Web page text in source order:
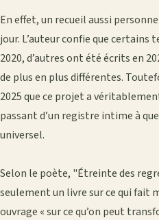
‎En effet, un recueil aussi
jour. L’auteur confie que
2020, d’autres ont été écrits en
de plus en plus différentes.
2025 que ce projet a
passant d’un registre intime à
universel.
‎Selon le poète, "Étreinte des
seulement un livre sur ce qui fait
ouvrage « sur ce qu’on peut